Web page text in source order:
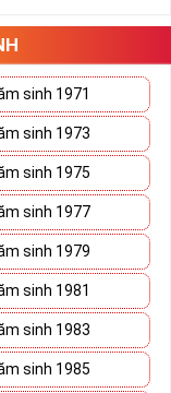
sinh 1971
sinh 1973
sinh 1975
sinh 1977
sinh 1979
sinh 1981
sinh 1983
sinh 1985